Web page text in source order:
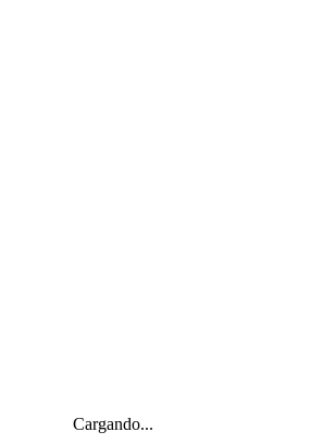
Cargando...